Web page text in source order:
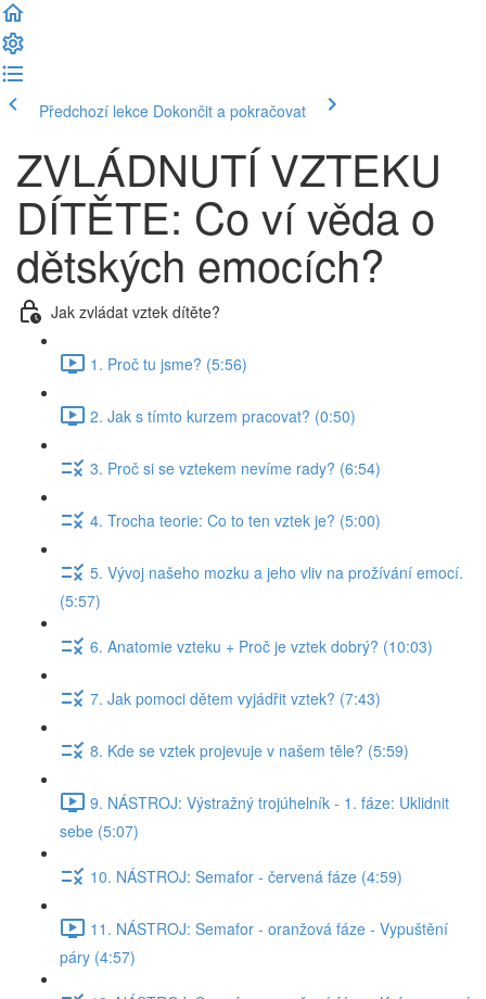
Předchozí lekce Dokončit a pokračovat
ZVLÁDNUTÍ VZTEKU
DÍTĚTE: Co ví věda o
dětských emocích?
Jak zvládat vztek dítěte?
1. Proč tu jsme? (5:56)
2. Jak s tímto kurzem pracovat? (0:50)
3. Proč si se vztekem nevíme rady? (6:54)
4. Trocha teorie: Co to ten vztek je? (5:00)
5. Vývoj našeho mozku a jeho vliv na prožívání emocí.
(5:57)
6. Anatomie vzteku + Proč je vztek dobrý? (10:03)
7. Jak pomoci dětem vyjádřit vztek? (7:43)
8. Kde se vztek projevuje v našem těle? (5:59)
9. NÁSTROJ: Výstražný trojúhelník - 1. fáze: Uklidnit
sebe (5:07)
10. NÁSTROJ: Semafor - červená fáze (4:59)
11. NÁSTROJ: Semafor - oranžová fáze - Vypuštění
páry (4:57)